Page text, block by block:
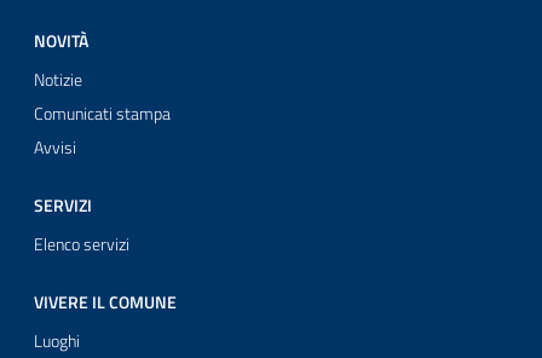
NOVITÀ
Notizie
Comunicati stampa
Avvisi
SERVIZI
Elenco servizi
VIVERE IL COMUNE
Luoghi